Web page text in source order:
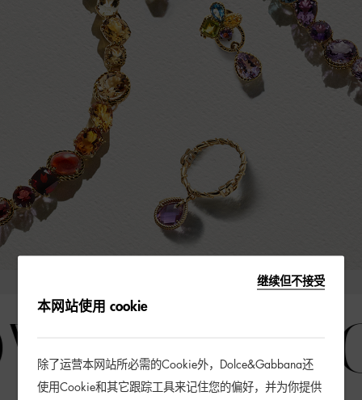
继续但不接受
本网站使用 cookie
除了运营本网站所必需的Cookie外，Dolce&Gabbana还
使用Cookie和其它跟踪工具来记住您的偏好，并为你提供